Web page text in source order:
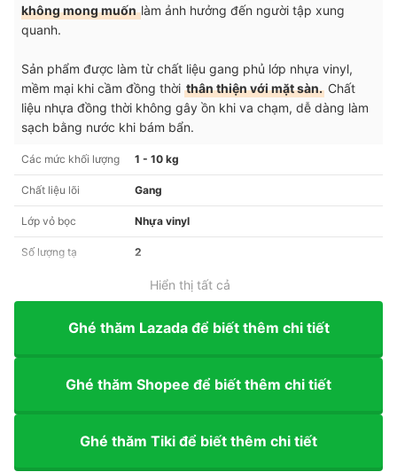
không mong muốnlàm ảnh hưởng đến người tập xung
quanh.
Sản phẩm được làm từ chất liệu gang phủ lớp nhựa vinyl,
mềm mại khi cầm đồng thời thân thiện với mặt sàn. Chất
liệu nhựa đồng thời không gây ồn khi va chạm, dễ dàng làm
sạch bằng nước khi bám bẩn.
Các mức khối lượng 1 - 10 kg
Chất liệu lõi Gang
Lớp vỏ bọc Nhựa vinyl
Số lượng tạ 2
Hiển thị tất cả
Ghé thăm Lazada để biết thêm chi tiết
Ghé thăm Shopee để biết thêm chi tiết
Ghé thăm Tiki để biết thêm chi tiết